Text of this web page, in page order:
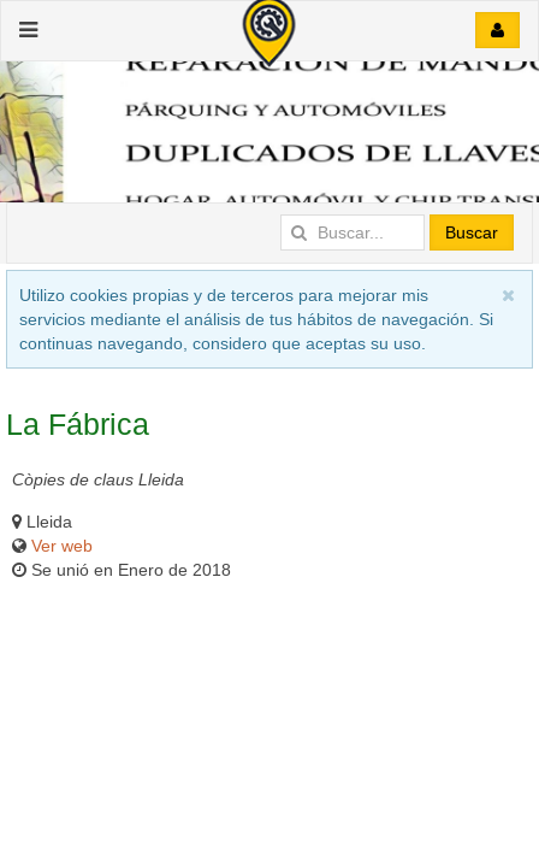
Buscar
Utilizo cookies propias y de terceros para mejorar mis
servicios mediante el análisis de tus hábitos de navegación. Si
continuas navegando, considero que aceptas su uso.
La Fábrica
Còpies de claus Lleida
Lleida
Ver web
Se unió en Enero de 2018